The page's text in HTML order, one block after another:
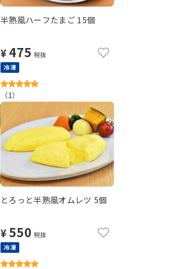
半熟風ハーフたまご 15個
¥475 税抜
冷凍
（1）
とろっと半熟風オムレツ 5個
¥550 税抜
冷凍